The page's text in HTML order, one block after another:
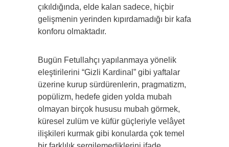
çıkıldığında, elde kalan sadece, hiçbir
gelişmenin yerinden kıpırdamadığı bir kafa
konforu olmaktadır.
Bugün Fetullahçı yapılanmaya yönelik
eleştirilerini “Gizli Kardinal” gibi yaftalar
üzerine kurup sürdürenlerin, pragmatizm,
popülizm, hedefe giden yolda mubah
olmayan birçok hususu mubah görmek,
küresel zulüm ve küfür güçleriyle velâyet
ilişkileri kurmak gibi konularda çok temel